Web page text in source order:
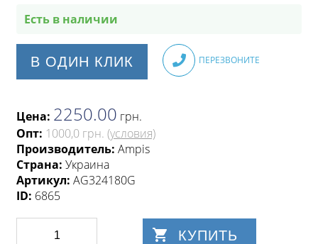
Есть в наличии
В ОДИН КЛИК ПЕРЕЗВОНИТЕ
Цена: 2250.00 грн.
Опт: 1000,0 грн. (условия)
Производитель: Ampis
Страна: Украина
Артикул: AG324180G
ID: 6865
КУПИТЬ